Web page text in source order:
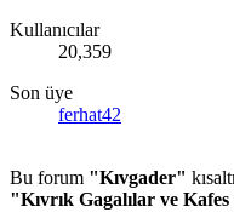
Kullanıcılar
20,359
Son üye
ferhat42
Bu forum "Kıvgader"
"Kıvrık Gagalılar ve